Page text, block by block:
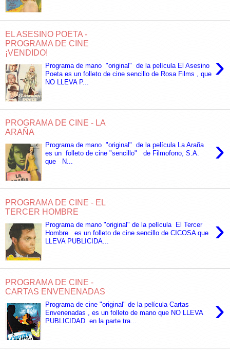
EL ASESINO POETA -
PROGRAMA DE CINE
¡VENDIDO!
›
Programa de mano "original" de la película El Asesino
Poeta es un folleto de cine sencillo de Rosa Films , que
NO LLEVA P...
PROGRAMA DE CINE - LA
ARAÑA
›
Programa de mano "original" de la película La Araña
es un folleto de cine "sencillo" de Filmofono, S.A.
que N...
PROGRAMA DE CINE - EL
TERCER HOMBRE
›
Programa de mano "original" de la película El Tercer
Hombre es un folleto de cine sencillo de CICOSA que
LLEVA PUBLICIDA...
PROGRAMA DE CINE -
CARTAS ENVENENADAS
›
Programa de cine "original" de la película Cartas
Envenenadas , es un folleto de mano que NO LLEVA
PUBLICIDAD en la parte tra...